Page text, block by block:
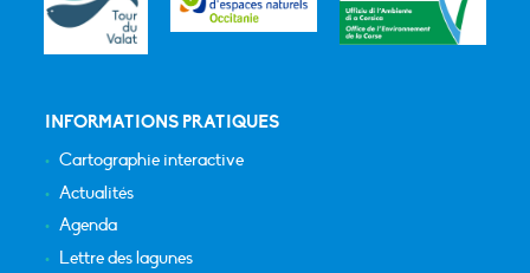
INFORMATIONS PRATIQUES
Cartographie interactive
Actualités
Agenda
Lettre des lagunes